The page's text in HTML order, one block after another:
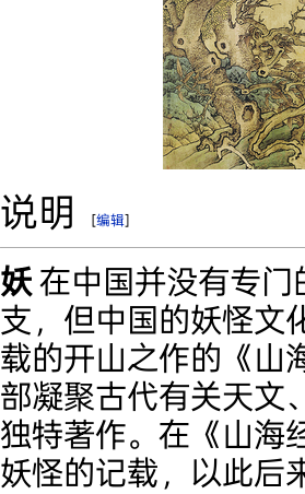
说明 [编辑]
妖在中国并没有专门
支，但中国的妖怪文
载的开山之作的《山
部凝聚古代有关天文
独特著作。在《山海
妖怪的记载，以此后